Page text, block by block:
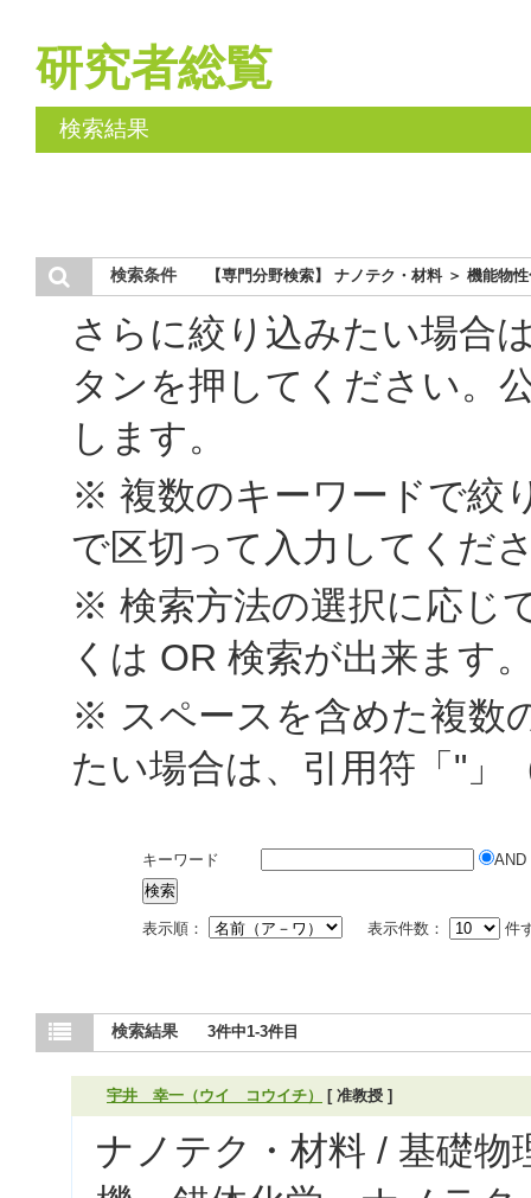
研究者総覧
検索結果
検索条件 【専門分野検索】 ナノテク・材料 ＞ 機能物
さらに絞り込みたい場合
タンを押してください。
します。
※ 複数のキーワードで絞
で区切って入力してくだ
※ 検索方法の選択に応じ
くは OR 検索が出来ます
※ スペースを含めた複数
たい場合は、引用符「"」
キーワード AND
表示順： 表示件数： 件
検索結果 3件中1-3件目
宇井 幸一（ウイ コウイチ） [ 准教授 ]
ナノテク・材料 / 基礎物